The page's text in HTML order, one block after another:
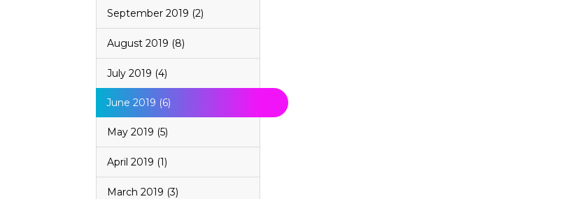
September 2019 (2)
August 2019 (8)
July 2019 (4)
June 2019 (6)
May 2019 (5)
April 2019 (1)
March 2019 (3)